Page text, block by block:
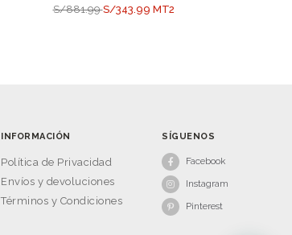
S/881.99S/343.99 MT2
INFORMACIÓN
Política de Privacidad
Envíos y devoluciones
Términos y Condiciones
SÍGUENOS
Facebook
Instagram
Pinterest